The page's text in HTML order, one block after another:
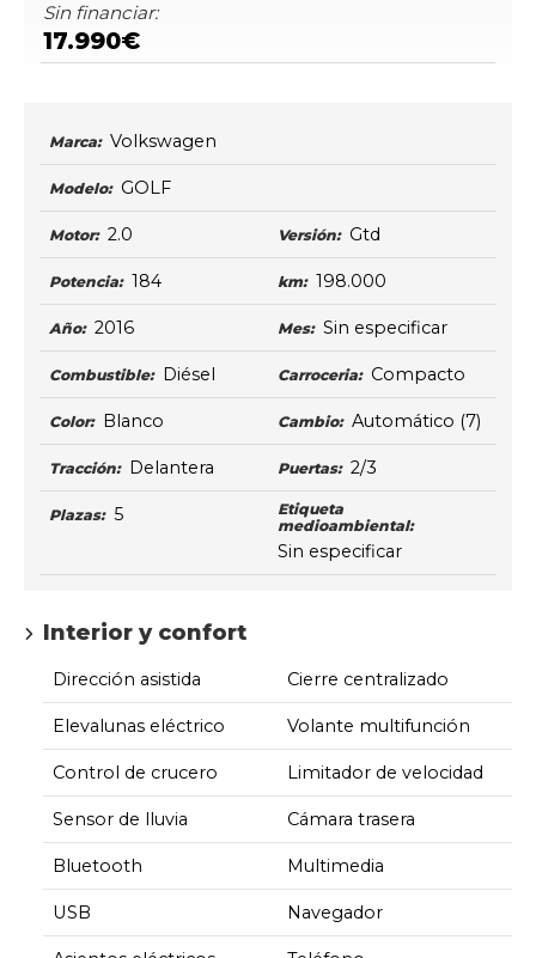
Sin financiar:
17.990€
Marca: Volkswagen
Modelo: GOLF
Motor: 2.0 Versión: Gtd
Potencia: 184 km: 198.000
Año: 2016 Mes: Sin especificar
Combustible: Diésel Carroceria: Compacto
Color: Blanco Cambio: Automático (7)
Tracción: Delantera Puertas: 2/3
Plazas: 5
Etiqueta
medioambiental:
Sin especificar
Interior y confort
Dirección asistida Cierre centralizado
Elevalunas eléctrico Volante multifunción
Control de crucero Limitador de velocidad
Sensor de lluvia Cámara trasera
Bluetooth Multimedia
USB Navegador